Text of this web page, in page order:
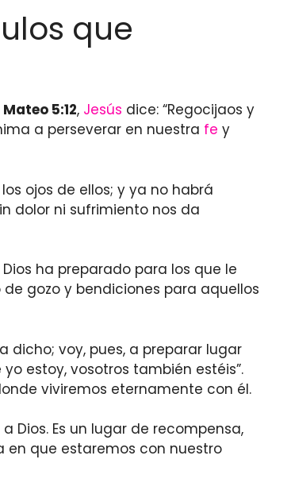
que
Mateo 5:12, Jesús dice: “Regocijaos y
a perseverar en nuestra fe y
ojos de ellos; y ya no habrá
dolor ni sufrimiento nos da
ha preparado para los que le
gozo y bendiciones para aquellos
dicho; voy, pues, a preparar lugar
estoy, vosotros también estéis”.
viviremos eternamente con él.
Dios. Es un lugar de recompensa,
en que estaremos con nuestro